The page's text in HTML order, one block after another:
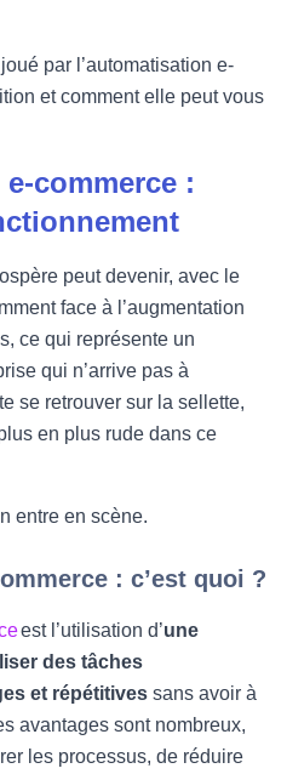
par l’automatisation e-
et comment elle peut vous
commerce :
peut devenir, avec le
face à l’augmentation
ce qui représente un
qui n’arrive pas à
se retrouver sur la sellette,
en plus rude dans ce
entre en scène.
: c’est quoi ?
est l’utilisation d’une
des tâches
et répétitives sans avoir à
avantages sont nombreux,
les processus, de réduire